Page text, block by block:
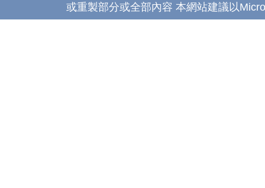
或重製部分或全部內容 本網站建議以